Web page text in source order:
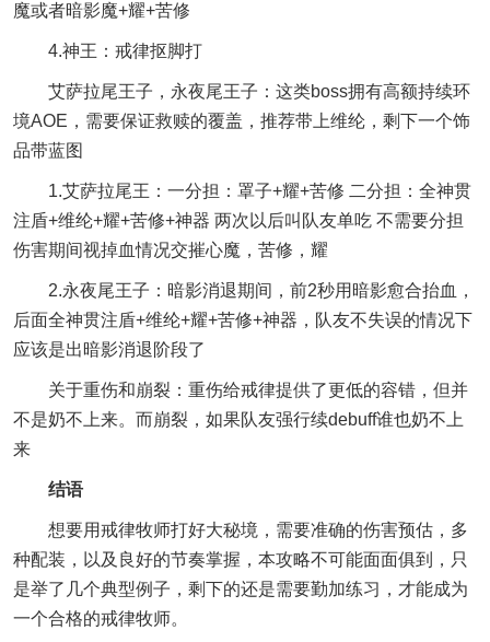
魔或者暗影魔+耀+苦修
4.神王：戒律抠脚打
艾萨拉尾王子，永夜尾王子：这类boss拥有高额持续环
境AOE，需要保证救赎的覆盖，推荐带上维纶，剩下一个饰
品带蓝图
1.艾萨拉尾王：一分担：罩子+耀+苦修 二分担：全神贯
注盾+维纶+耀+苦修+神器 两次以后叫队友单吃 不需要分担
伤害期间视掉血情况交摧心魔，苦修，耀
2.永夜尾王子：暗影消退期间，前2秒用暗影愈合抬血，
后面全神贯注盾+维纶+耀+苦修+神器，队友不失误的情况下
应该是出暗影消退阶段了
关于重伤和崩裂：重伤给戒律提供了更低的容错，但并
不是奶不上来。而崩裂，如果队友强行续debuff谁也奶不上
来
结语
想要用戒律牧师打好大秘境，需要准确的伤害预估，多
种配装，以及良好的节奏掌握，本攻略不可能面面俱到，只
是举了几个典型例子，剩下的还是需要勤加练习，才能成为
一个合格的戒律牧师。